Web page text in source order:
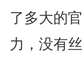
了多大的
力，没有